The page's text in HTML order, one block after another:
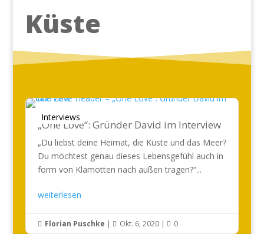
Küste
Interviews
„One Love“: Gründer David im Interview
„Du liebst deine Heimat, die Küste und das Meer?
Du möchtest genau dieses Lebensgefühl auch in
form von Klamotten nach außen tragen?“...
weiterlesen
 Florian Puschke |  Okt. 6, 2020|  0